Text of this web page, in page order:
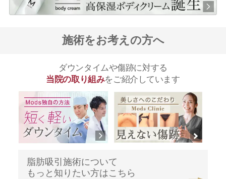
施術をお考えの方へ
ダウンタイムや傷跡に対する
当院の取り組みをご紹介しています
脂肪吸引施術について
もっと知りたい方はこちら